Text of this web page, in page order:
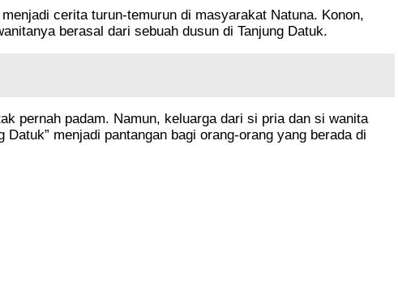
cerita turun-temurun di masyarakat Natuna. Konon,
berasal dari sebuah dusun di Tanjung Datuk.
pernah padam. Namun, keluarga dari si pria dan si wanita
menjadi pantangan bagi orang-orang yang berada di